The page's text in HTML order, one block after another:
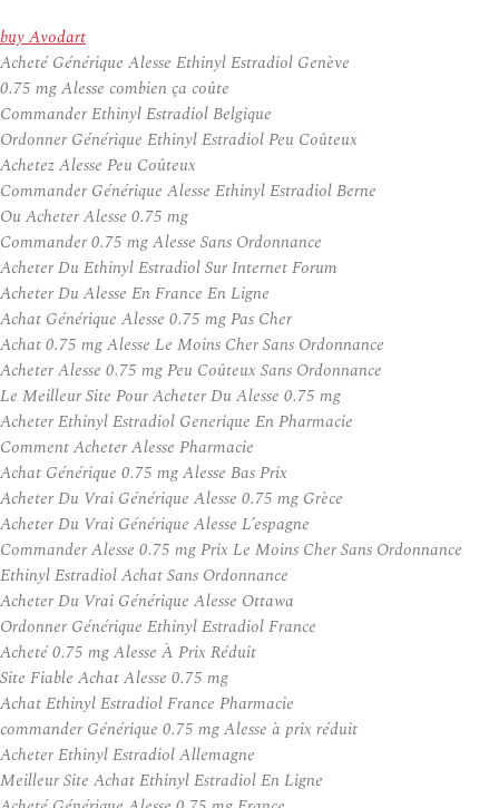
buy Avodart
Acheté Générique Alesse Ethinyl Estradiol Genève
0.75 mg Alesse combien ça coûte
Commander Ethinyl Estradiol Belgique
Ordonner Générique Ethinyl Estradiol Peu Coûteux
Achetez Alesse Peu Coûteux
Commander Générique Alesse Ethinyl Estradiol Berne
Ou Acheter Alesse 0.75 mg
Commander 0.75 mg Alesse Sans Ordonnance
Acheter Du Ethinyl Estradiol Sur Internet Forum
Acheter Du Alesse En France En Ligne
Achat Générique Alesse 0.75 mg Pas Cher
Achat 0.75 mg Alesse Le Moins Cher Sans Ordonnance
Acheter Alesse 0.75 mg Peu Coûteux Sans Ordonnance
Le Meilleur Site Pour Acheter Du Alesse 0.75 mg
Acheter Ethinyl Estradiol Generique En Pharmacie
Comment Acheter Alesse Pharmacie
Achat Générique 0.75 mg Alesse Bas Prix
Acheter Du Vrai Générique Alesse 0.75 mg Grèce
Acheter Du Vrai Générique Alesse L’espagne
Commander Alesse 0.75 mg Prix Le Moins Cher Sans Ordonnance
Ethinyl Estradiol Achat Sans Ordonnance
Acheter Du Vrai Générique Alesse Ottawa
Ordonner Générique Ethinyl Estradiol France
Acheté 0.75 mg Alesse À Prix Réduit
Site Fiable Achat Alesse 0.75 mg
Achat Ethinyl Estradiol France Pharmacie
commander Générique 0.75 mg Alesse à prix réduit
Acheter Ethinyl Estradiol Allemagne
Meilleur Site Achat Ethinyl Estradiol En Ligne